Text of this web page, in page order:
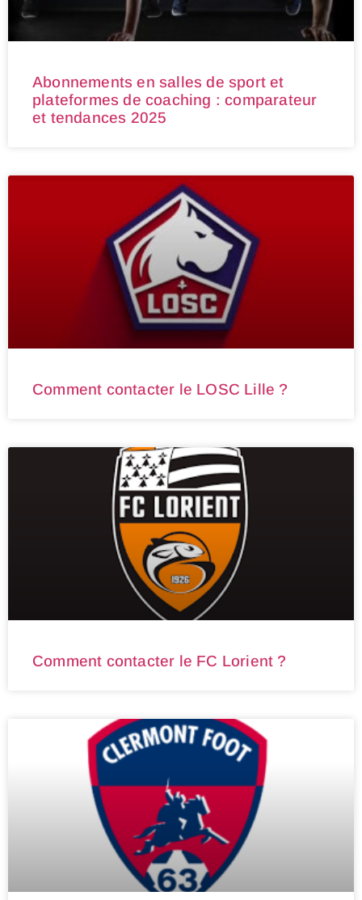
Abonnements en salles de sport et
plateformes de coaching : comparateur
et tendances 2025
Comment contacter le LOSC Lille ?
Comment contacter le FC Lorient ?